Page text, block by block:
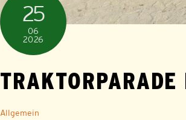
25
06
2026
Allgemein